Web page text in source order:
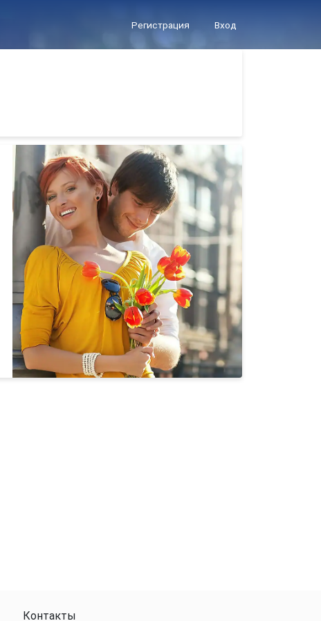
Регистрация Вход
Контакты